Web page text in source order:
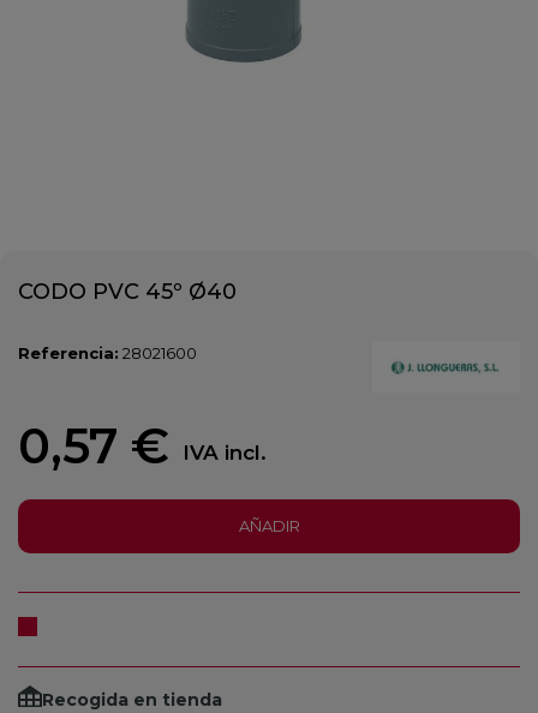
CODO PVC 45º Ø40
Referencia: 28021600
0,57 € IVA incl.
AÑADIR
Recogida en tienda